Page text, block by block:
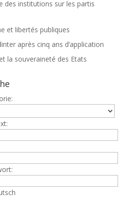
des institutions sur les partis
et libertés publiques
après cinq ans d’application
et la souveraineté des Etats